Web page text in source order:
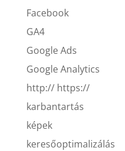
Facebook
GA4
Google Ads
Google Analytics
http:// https://
karbantartás
képek
keresőoptimalizálás